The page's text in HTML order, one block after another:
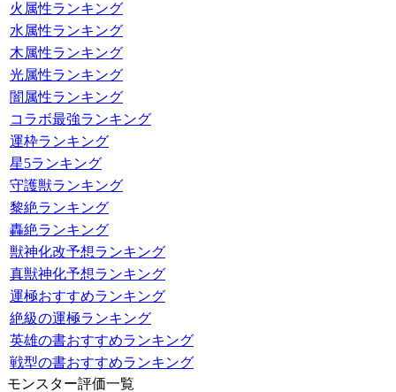
火属性ランキング
水属性ランキング
木属性ランキング
光属性ランキング
闇属性ランキング
コラボ最強ランキング
運枠ランキング
星5ランキング
守護獣ランキング
黎絶ランキング
轟絶ランキング
獣神化改予想ランキング
真獣神化予想ランキング
運極おすすめランキング
絶級の運極ランキング
英雄の書おすすめランキング
戦型の書おすすめランキング
モンスター評価一覧